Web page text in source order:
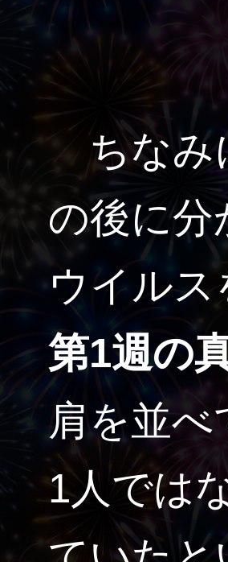
ちなみ
の後に
ウイル
第1週の
肩を並
1人では